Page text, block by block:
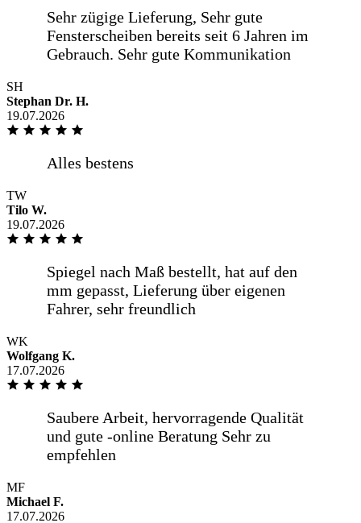
SH
Stephan Dr. H.
19.07.2026
TW
Tilo W.
19.07.2026
WK
Wolfgang K.
17.07.2026
MF
Michael F.
17.07.2026